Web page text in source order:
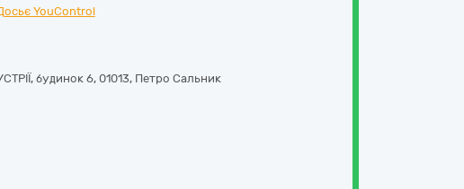
YouControl
будинок 6, 01013, Петро Сальник